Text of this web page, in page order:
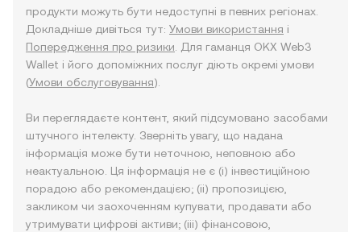
продукти можуть бути недоступні в певних регіонах.
Докладніше дивіться тут: Умови використання і
Попередження про ризики . Для гаманця OKX Web3
Wallet і його допоміжних послуг діють окремі умови
(Умови обслуговування).
Ви переглядаєте контент, який підсумовано засобами
штучного інтелекту. Зверніть увагу, що надана
інформація може бути неточною, неповною або
неактуальною. Ця інформація не є (i) інвестиційною
порадою або рекомендацією; (ii) пропозицією,
закликом чи заохоченням купувати, продавати або
утримувати цифрові активи; (iii) фінансовою,